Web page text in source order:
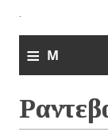
.
≡ M
n